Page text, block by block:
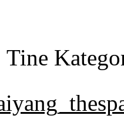
Tine